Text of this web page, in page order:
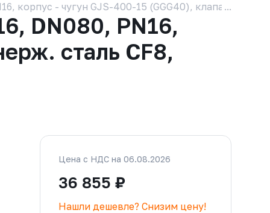
корпус - чугун GJS-400-15 (GGG40), клапан -
DN080, PN16,
сталь CF8,
Цена с НДС на 06.08.2026
36 855 ₽
Нашли дешевле? Снизим цену!